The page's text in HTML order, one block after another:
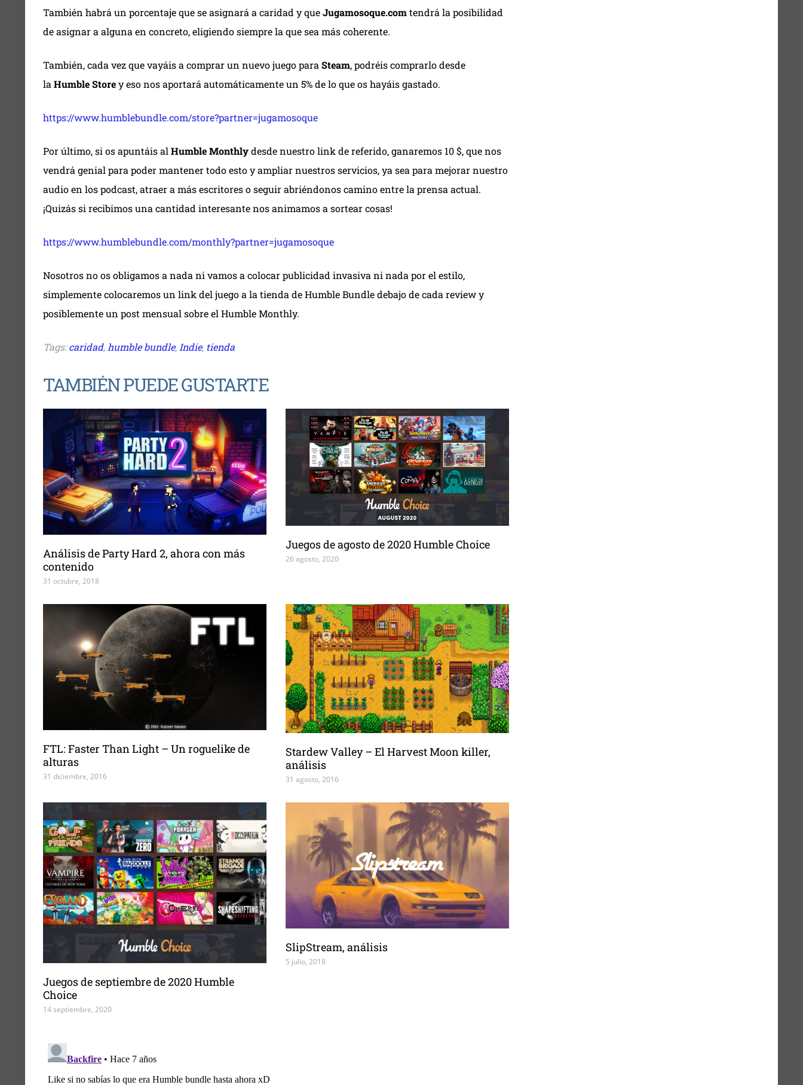
También habrá un porcentaje que se asignará a caridad y queJugamosoque.comtendrá la posibilidad
de asignar a alguna en concreto, eligiendo siempre la que sea más coherente.
También, cada vez que vayáis a comprar un nuevo juego para Steam, podréis comprarlo desde
la Humble Storey eso nos aportará automáticamente un 5% de lo que os hayáis gastado.
https://www.humblebundle.com/store?partner=jugamosoque
Por último, si os apuntáis al Humble Monthlydesde nuestro link de referido, ganaremos 10 $, que nos
vendrá genial para poder mantener todo esto y ampliar nuestros servicios, ya sea para mejorar nuestro
audio en los podcast, atraer a más escritores o seguir abriéndonos camino entre la prensa actual.
¡Quizás si recibimos una cantidad interesante nos animamos a sortear cosas!
https://www.humblebundle.com/monthly?partner=jugamosoque
Nosotros no os obligamos a nada ni vamos a colocar publicidad invasiva ni nada por el estilo,
simplemente colocaremos un link del juego a la tienda de Humble Bundle debajo de cada review y
posiblemente un post mensual sobre el Humble Monthly.
Tags:caridad, humble bundle, Indie, tienda
TAMBIÉN PUEDE GUSTARTE
Análisis de Party Hard 2, ahora con más
contenido
31 octubre, 2018
Juegos de agosto de 2020 Humble Choice
26 agosto, 2020
FTL: Faster Than Light – Un roguelike de
alturas
31 diciembre, 2016
Stardew Valley – El Harvest Moon killer,
análisis
31 agosto, 2016
Juegos de septiembre de 2020 Humble
Choice
14 septiembre, 2020
SlipStream, análisis
5 julio, 2018